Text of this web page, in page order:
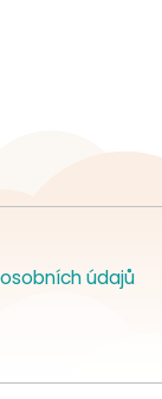
údajů